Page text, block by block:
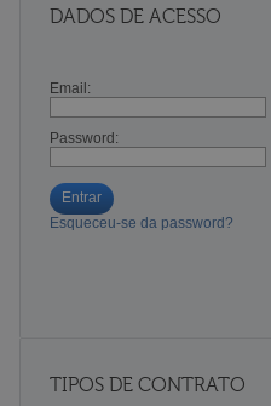
DADOS DE ACESSO
Email:
Password:
Entrar
Esqueceu-se da password?
TIPOS DE CONTRATO